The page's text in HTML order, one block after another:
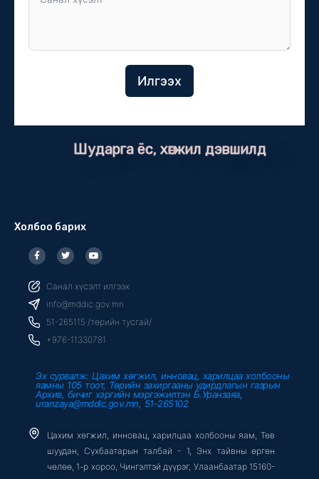
Илгээх
Шударга ёс, хөгжил дэвшилд
Холбоо барих
F
a
c
b
o
o
k
f
T
w
i
t
e
r
Y
o
u
u
b
e
Санал хүсэлт илгээх
info@mddic.gov.mn
51-265115 /төрийн тусгай/
+976-11330781
Эх сурвалж: Цахим хөгжил, инновац, харилцаа холбооны
яамны 105 тоот, Төрийн захиргааны удирдлагын газрын
Архив, бичиг хэргийн мэргэжилтэн Б.Уранзаяа,
uranzaya@mddic.gov.mn, 51-265102
Цахим хөгжил, инновац, харилцаа холбооны яам, Төв
шуудан, Сүхбаатарын талбай - 1, Энх тайвны өргөн
чөлөө, 1-р хороо, Чингэлтэй дүүрэг, Улаанбаатар 15160-